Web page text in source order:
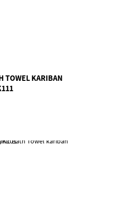
TOWEL KARIBAN